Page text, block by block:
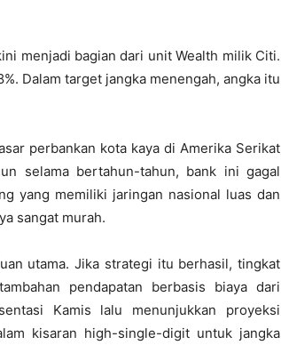
menjadi bagian dari unit Wealth milik Citi.
Dalam target jangka menengah, angka itu
perbankan kota kaya di Amerika Serikat
selama bertahun-tahun, bank ini gagal
yang memiliki jaringan nasional luas dan
sangat murah.
utama. Jika strategi itu berhasil, tingkat
pendapatan berbasis biaya dari
Kamis lalu menunjukkan proyeksi
kisaran high-single-digit untuk jangka